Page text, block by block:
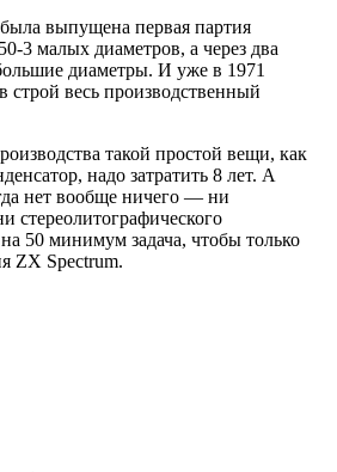
выпущена первая партия
3 малых диаметров, а через два
диаметры. И уже в 1971
строй весь производственный
такой простой вещи, как
надо затратить 8 лет. А
нет вообще ничего — ни
стереолитографического
50 минимум задача, чтобы только
ZX Spectrum.